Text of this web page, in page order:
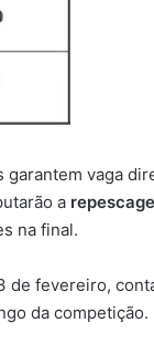
vaga
a
na final.
de fevereiro,
da competição.